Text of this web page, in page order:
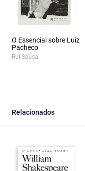
O Essencial sobre Luiz
Pacheco
Rui Sousa
Relacionados